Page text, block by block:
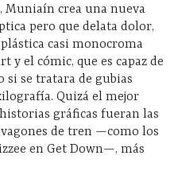
crea una nueva
pero que delata dolor,
casi monocroma
y el cómic, que es capaz de
si se tratara de gubias
Quizá el mejor
gráficas fueran las
de tren —como los
en Get Down—, más